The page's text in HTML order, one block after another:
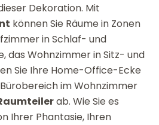
Dekoration. Mit
können Sie Räume in Zonen
in Schlaf- und
das Wohnzimmer in Sitz- und
Sie Ihre Home-Office-Ecke
im Wohnzimmer
ab. Wie Sie es
Ihrer Phantasie, Ihren